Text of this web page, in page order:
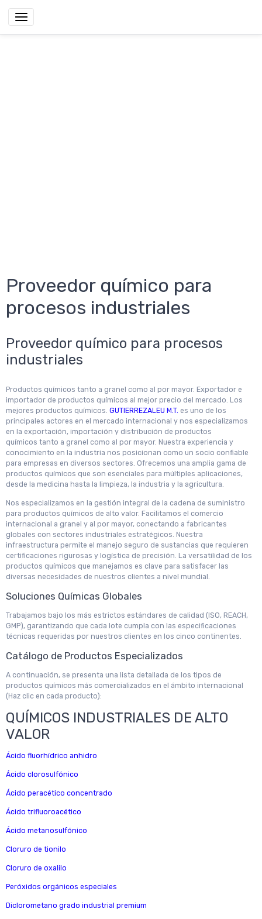
Proveedor químico para
procesos industriales
Proveedor químico para procesos
industriales
Productos químicos tanto a granel como al por mayor. Exportador e
importador de productos químicos al mejor precio del mercado. Los
mejores productos químicos. GUTIERREZALEU M.T. es uno de los
principales actores en el mercado internacional y nos especializamos
en la exportación, importación y distribución de productos
químicos tanto a granel como al por mayor. Nuestra experiencia y
conocimiento en la industria nos posicionan como un socio confiable
para empresas en diversos sectores. Ofrecemos una amplia gama de
productos químicos que son esenciales para múltiples aplicaciones,
desde la medicina hasta la limpieza, la industria y la agricultura.
Nos especializamos en la gestión integral de la cadena de suministro
para productos químicos de alto valor. Facilitamos el comercio
internacional a granel y al por mayor, conectando a fabricantes
globales con sectores industriales estratégicos. Nuestra
infraestructura permite el manejo seguro de sustancias que requieren
certificaciones rigurosas y logística de precisión. La versatilidad de los
productos químicos que manejamos es clave para satisfacer las
diversas necesidades de nuestros clientes a nivel mundial.
Soluciones Químicas Globales
Trabajamos bajo los más estrictos estándares de calidad (ISO, REACH,
GMP), garantizando que cada lote cumpla con las especificaciones
técnicas requeridas por nuestros clientes en los cinco continentes.
Catálogo de Productos Especializados
A continuación, se presenta una lista detallada de los tipos de
productos químicos más comercializados en el ámbito internacional
(Haz clic en cada producto):
QUÍMICOS INDUSTRIALES DE ALTO
VALOR
Ácido fluorhídrico anhidro
Ácido clorosulfónico
Ácido peracético concentrado
Ácido trifluoroacético
Ácido metanosulfónico
Cloruro de tionilo
Cloruro de oxalilo
Peróxidos orgánicos especiales
Diclorometano grado industrial premium